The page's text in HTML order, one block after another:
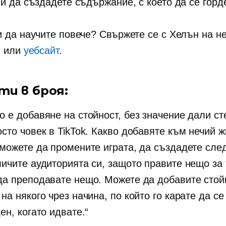
да научите повече? Свържете се с Хелън на
или уебсайт.
в броя:
е добавяне на стойност, без значение дали
човек в TikTok. Какво добавяте към нечий
да промените играта, да създадете
аудиторията си, защото правите нещо
преподавате нещо. Можете да добавите
някого чрез начина, по който го карате да се
когато идвате.“